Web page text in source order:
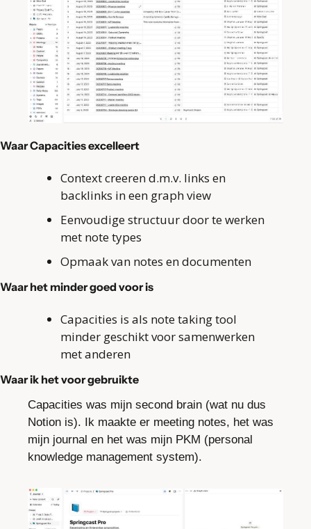
Waar Capacities excelleert
Context creeren d.m.v. links en
backlinks in een graph view
Eenvoudige structuur door te werken
met note types
Opmaak van notes en documenten
Waar het minder goed voor is
Capacities is als note taking tool
minder geschikt voor samenwerken
met anderen
Waar ik het voor gebruikte
Capacities was mijn second brain (wat nu dus
Notion is). Ik maakte er meeting notes, het was
mijn journal en het was mijn PKM (personal
knowledge management system).